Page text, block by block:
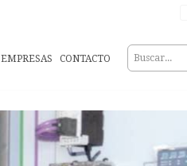
EMPRESAS CONTACTO